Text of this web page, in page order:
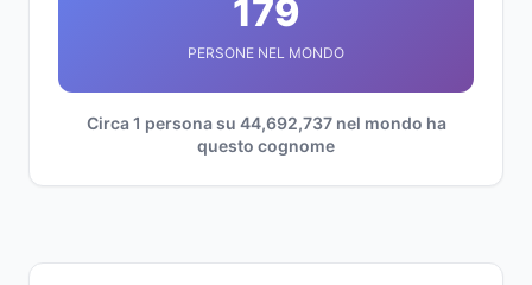
179
PERSONE NEL MONDO
Circa 1 persona su 44,692,737 nel mondo ha
questo cognome